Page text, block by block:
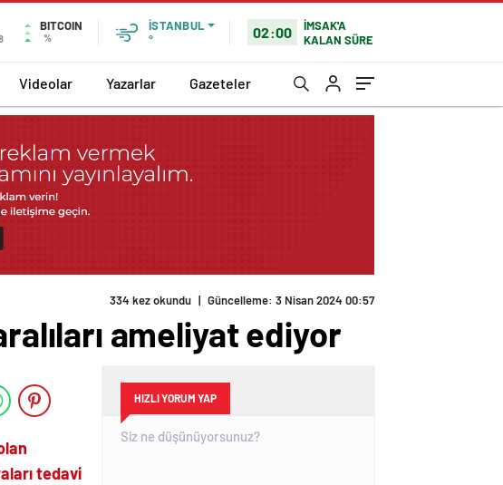
BITCOIN
%
İSTANBUL
°
02:00
İMSAK'A
KALAN SÜRE
Videolar Yazarlar Gazeteler
334 kez okundu | Güncelleme: 3 Nisan 2024 00:57
ameliyat ediyor
tedavi
HIZLI YORUM YAP